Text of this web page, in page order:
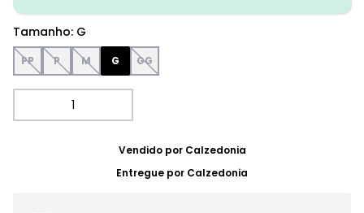
Tamanho: G
PP P M G GG
Vendido por Calzedonia
Entregue por Calzedonia